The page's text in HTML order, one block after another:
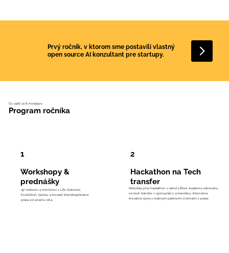
Prvý ročník, v ktorom sme postavili vlastný
open source AI konzultant pre startupy.
Čo zažili za 8 mesiacov
Program ročníka
1
Workshopy &
prednášky
45+ lektorov a mentorov z Life Sciences,
EnviroTech, biznisu a inovácií. Interdisciplinárna
práca od prvého dňa.
2
Hackathon na Tech
transfer
Historicky prvý hackathon v rámci Lifbee Academy zameraný
na tech transfer v spolupráci s univerzitou. Intenzívna
inovačná výzva s reálnymi partnermi a témami z praxe.